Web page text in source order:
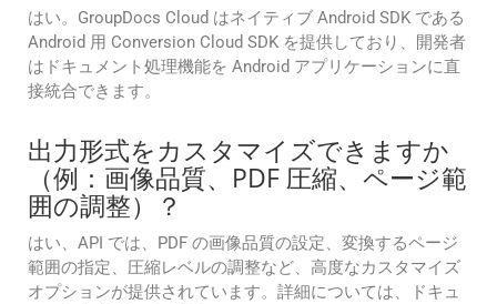
はい。GroupDocs Cloud はネイティブ Android SDK である
Android 用 Conversion Cloud SDK を提供しており、開発者
はドキュメント処理機能を Android アプリケーションに直
接統合できます。
出力形式をカスタマイズできますか
（例：画像品質、PDF 圧縮、ページ範
囲の調整）？
はい、API では、PDF の画像品質の設定、変換するページ
範囲の指定、圧縮レベルの調整など、高度なカスタマイズ
オプションが提供されています。詳細については、ドキュ